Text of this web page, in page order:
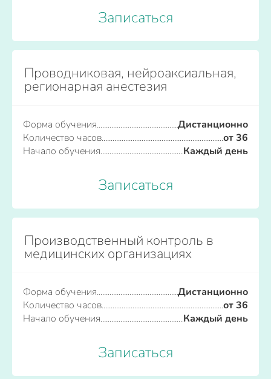
Записаться
Проводниковая, нейроаксиальная,
регионарная анестезия
Форма обучения
Дистанционно
Количество часов
от 36
Начало обучения
Каждый день
Записаться
Производственный контроль в
медицинских организациях
Форма обучения
Дистанционно
Количество часов
от 36
Начало обучения
Каждый день
Записаться